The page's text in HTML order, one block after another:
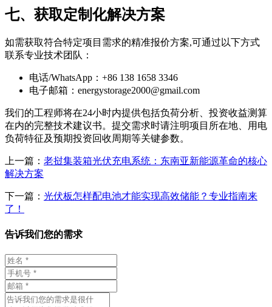
七、获取定制化解决方案
如需获取符合特定项目需求的精准报价方案,可通过以下方式
联系专业技术团队：
电话/WhatsApp：+86 138 1658 3346
电子邮箱： energystorage2000@gmail.com
我们的工程师将在24小时内提供包括负荷分析、投资收益测算
在内的完整技术建议书。提交需求时请注明项目所在地、用电
负荷特征及预期投资回收周期等关键参数。
上一篇： 老挝集装箱光伏充电系统：东南亚新能源革命的核心
解决方案
下一篇： 光伏板怎样配电池才能实现高效储能？专业指南来
了！
告诉我们您的需求